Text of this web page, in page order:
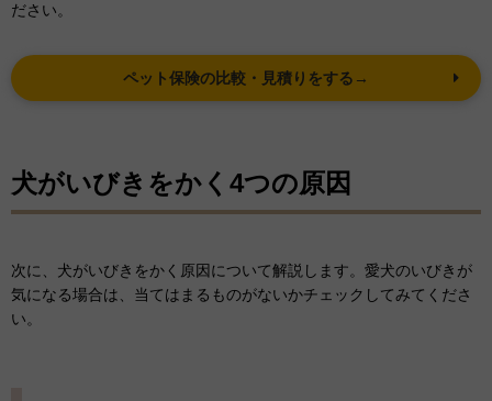
ださい。
ペット保険の比較・見積りをする→
犬がいびきをかく4つの原因
次に、犬がいびきをかく原因について解説します。愛犬のいびきが
気になる場合は、当てはまるものがないかチェックしてみてくださ
い。